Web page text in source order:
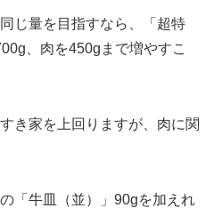
じ量を目指すなら、「超特
、肉を450gまで増やすこ
き家を上回りますが、肉に関
「牛皿（並）」90gを加えれ